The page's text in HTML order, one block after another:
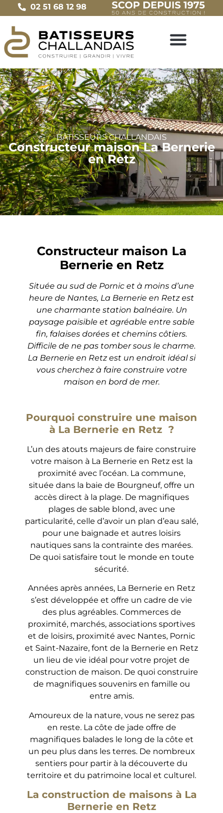
02 51 68 12 98
BÂTISSEURS CHALLANDAIS
Constructeur maison La Bernerie
en Retz
Constructeur maison La
Bernerie en Retz
Située au sud de Pornic et à moins d’une
heure de Nantes, La Bernerie en Retz est
une charmante station balnéaire. Un
paysage paisible et agréable entre sable
fin, falaises dorées et chemins côtiers.
Difficile de ne pas tomber sous le charme.
La Bernerie en Retz est un endroit idéal si
vous cherchez à faire construire votre
maison en bord de mer.
Pourquoi construire une maison
à La Bernerie en Retz ?
L’un des atouts majeurs de faire construire
votre maison à La Bernerie en Retz est la
proximité avec l’océan. La commune,
située dans la baie de Bourgneuf, offre un
accès direct à la plage. De magnifiques
plages de sable blond, avec une
particularité, celle d’avoir un plan d’eau salé,
pour une baignade et autres loisirs
nautiques sans la contrainte des marées.
De quoi satisfaire tout le monde en toute
sécurité.
Années après années, La Bernerie en Retz
s’est développée et offre un cadre de vie
des plus agréables. Commerces de
proximité, marchés, associations sportives
et de loisirs, proximité avec Nantes, Pornic
et Saint-Nazaire, font de la Bernerie en Retz
un lieu de vie idéal pour votre projet de
construction de maison. De quoi construire
de magnifiques souvenirs en famille ou
entre amis.
Amoureux de la nature, vous ne serez pas
en reste. La côte de jade offre de
magnifiques balades le long de la côte et
un peu plus dans les terres. De nombreux
sentiers pour partir à la découverte du
territoire et du patrimoine local et culturel.
La construction de maisons à La
Bernerie en Retz